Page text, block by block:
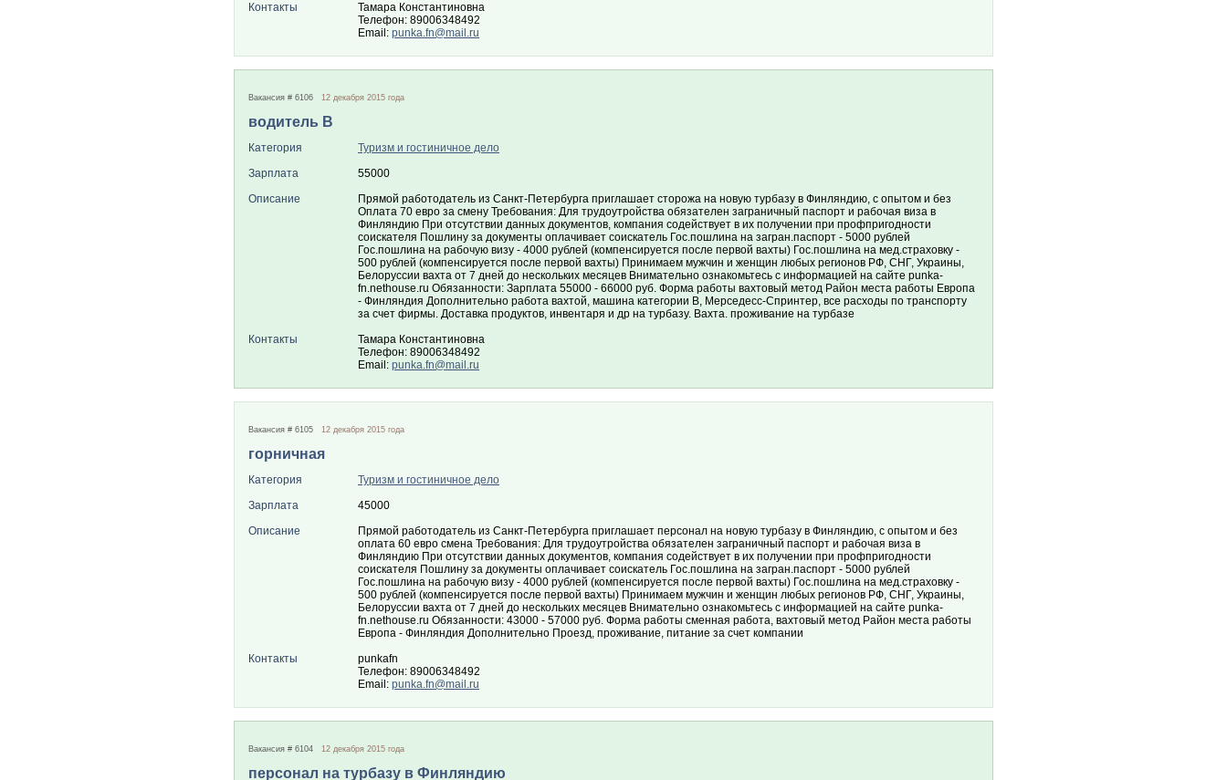
Контакты
Тамара Константиновна
Телефон: 89006348492
Email: punka.fn@mail.ru
Вакансия # 6106 12 декабря 2015 года
водитель В
Категория
Туризм и гостиничное дело
Зарплата
55000
Описание
Прямой работодатель из Санкт-Петербурга приглашает сторожа на новую турбазу в Финляндию, с опытом и без
Оплата 70 евро за смену Требования: Для трудоутройства обязателен заграничный паспорт и рабочая виза в
Финляндию При отсутствии данных документов, компания содействует в их получении при профпригодности
соискателя Пошлину за документы оплачивает соискатель Гос.пошлина на загран.паспорт - 5000 рублей
Гос.пошлина на рабочую визу - 4000 рублей (компенсируется после первой вахты) Гос.пошлина на мед.страховку -
500 рублей (компенсируется после первой вахты) Принимаем мужчин и женщин любых регионов РФ, СНГ, Украины,
Белоруссии вахта от 7 дней до нескольких месяцев Внимательно ознакомьтесь с информацией на сайте punka-
fn.nethouse.ru Обязанности: Зарплата 55000 - 66000 руб. Форма работы вахтовый метод Район места работы Европа
- Финляндия Дополнительно работа вахтой, машина категории В, Мерседесс-Спринтер, все расходы по транспорту
за счет фирмы. Доставка продуктов, инвентаря и др на турбазу. Вахта. проживание на турбазе
Контакты
Тамара Константиновна
Телефон: 89006348492
Email: punka.fn@mail.ru
Вакансия # 6105 12 декабря 2015 года
горничная
Категория
Туризм и гостиничное дело
Зарплата
45000
Описание
Прямой работодатель из Санкт-Петербурга приглашает персонал на новую турбазу в Финляндию, с опытом и без
оплата 60 евро смена Требования: Для трудоутройства обязателен заграничный паспорт и рабочая виза в
Финляндию При отсутствии данных документов, компания содействует в их получении при профпригодности
соискателя Пошлину за документы оплачивает соискатель Гос.пошлина на загран.паспорт - 5000 рублей
Гос.пошлина на рабочую визу - 4000 рублей (компенсируется после первой вахты) Гос.пошлина на мед.страховку -
500 рублей (компенсируется после первой вахты) Принимаем мужчин и женщин любых регионов РФ, СНГ, Украины,
Белоруссии вахта от 7 дней до нескольких месяцев Внимательно ознакомьтесь с информацией на сайте punka-
fn.nethouse.ru Обязанности: 43000 - 57000 руб. Форма работы сменная работа, вахтовый метод Район места работы
Европа - Финляндия Дополнительно Проезд, проживание, питание за счет компании
Контакты
punkafn
Телефон: 89006348492
Email: punka.fn@mail.ru
Вакансия # 6104 12 декабря 2015 года
персонал на турбазу в Финляндию